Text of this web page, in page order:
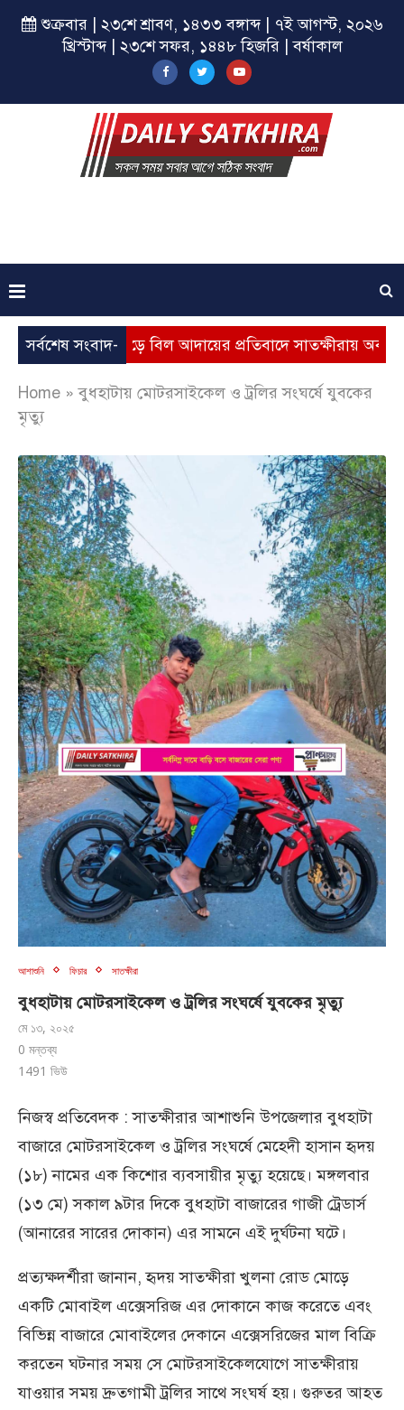
শুক্রবার | ২৩শে শ্রাবণ, ১৪৩৩ বঙ্গাব্দ | ৭ই আগস্ট, ২০২৬
খ্রিস্টাব্দ | ২৩শে সফর, ১৪৪৮ হিজরি | বর্ষাকাল
সর্বশেষ সংবাদ-
ভূতুড়ে বিল আদায়ের প্রতিবাদে সাতক্ষীরায় অবস্থান কর্মসূচি
Home »বুধহাটায় মোটরসাইকেল ও ট্রলির সংঘর্ষে যুবকের
মৃত্যু
আশাশুনি ফিচার সাতক্ষীরা
বুধহাটায় মোটরসাইকেল ও ট্রলির সংঘর্ষে যুবকের মৃত্যু
মে ১৩, ২০২৫
0 মন্তব্য
1491 ভিউ
নিজস্ব প্রতিবেদক : সাতক্ষীরার আশাশুনি উপজেলার বুধহাটা
বাজারে মোটরসাইকেল ও ট্রলির সংঘর্ষে মেহেদী হাসান হৃদয়
(১৮) নামের এক কিশোর ব্যবসায়ীর মৃত্যু হয়েছে। মঙ্গলবার
(১৩ মে) সকাল ৯টার দিকে বুধহাটা বাজারের গাজী ট্রেডার্স
(আনারের সারের দোকান) এর সামনে এই দুর্ঘটনা ঘটে।
প্রত্যক্ষদর্শীরা জানান, হৃদয় সাতক্ষীরা খুলনা রোড মোড়ে
একটি মোবাইল এক্সেসরিজ এর দোকানে কাজ করেতে এবং
বিভিন্ন বাজারে মোবাইলের দেকানে এক্সেসরিজের মাল বিক্রি
করতেন ঘটনার সময় সে মোটরসাইকেলযোগে সাতক্ষীরায়
যাওয়ার সময় দ্রুতগামী ট্রলির সাথে সংঘর্ষ হয়। গুরুতর আহত